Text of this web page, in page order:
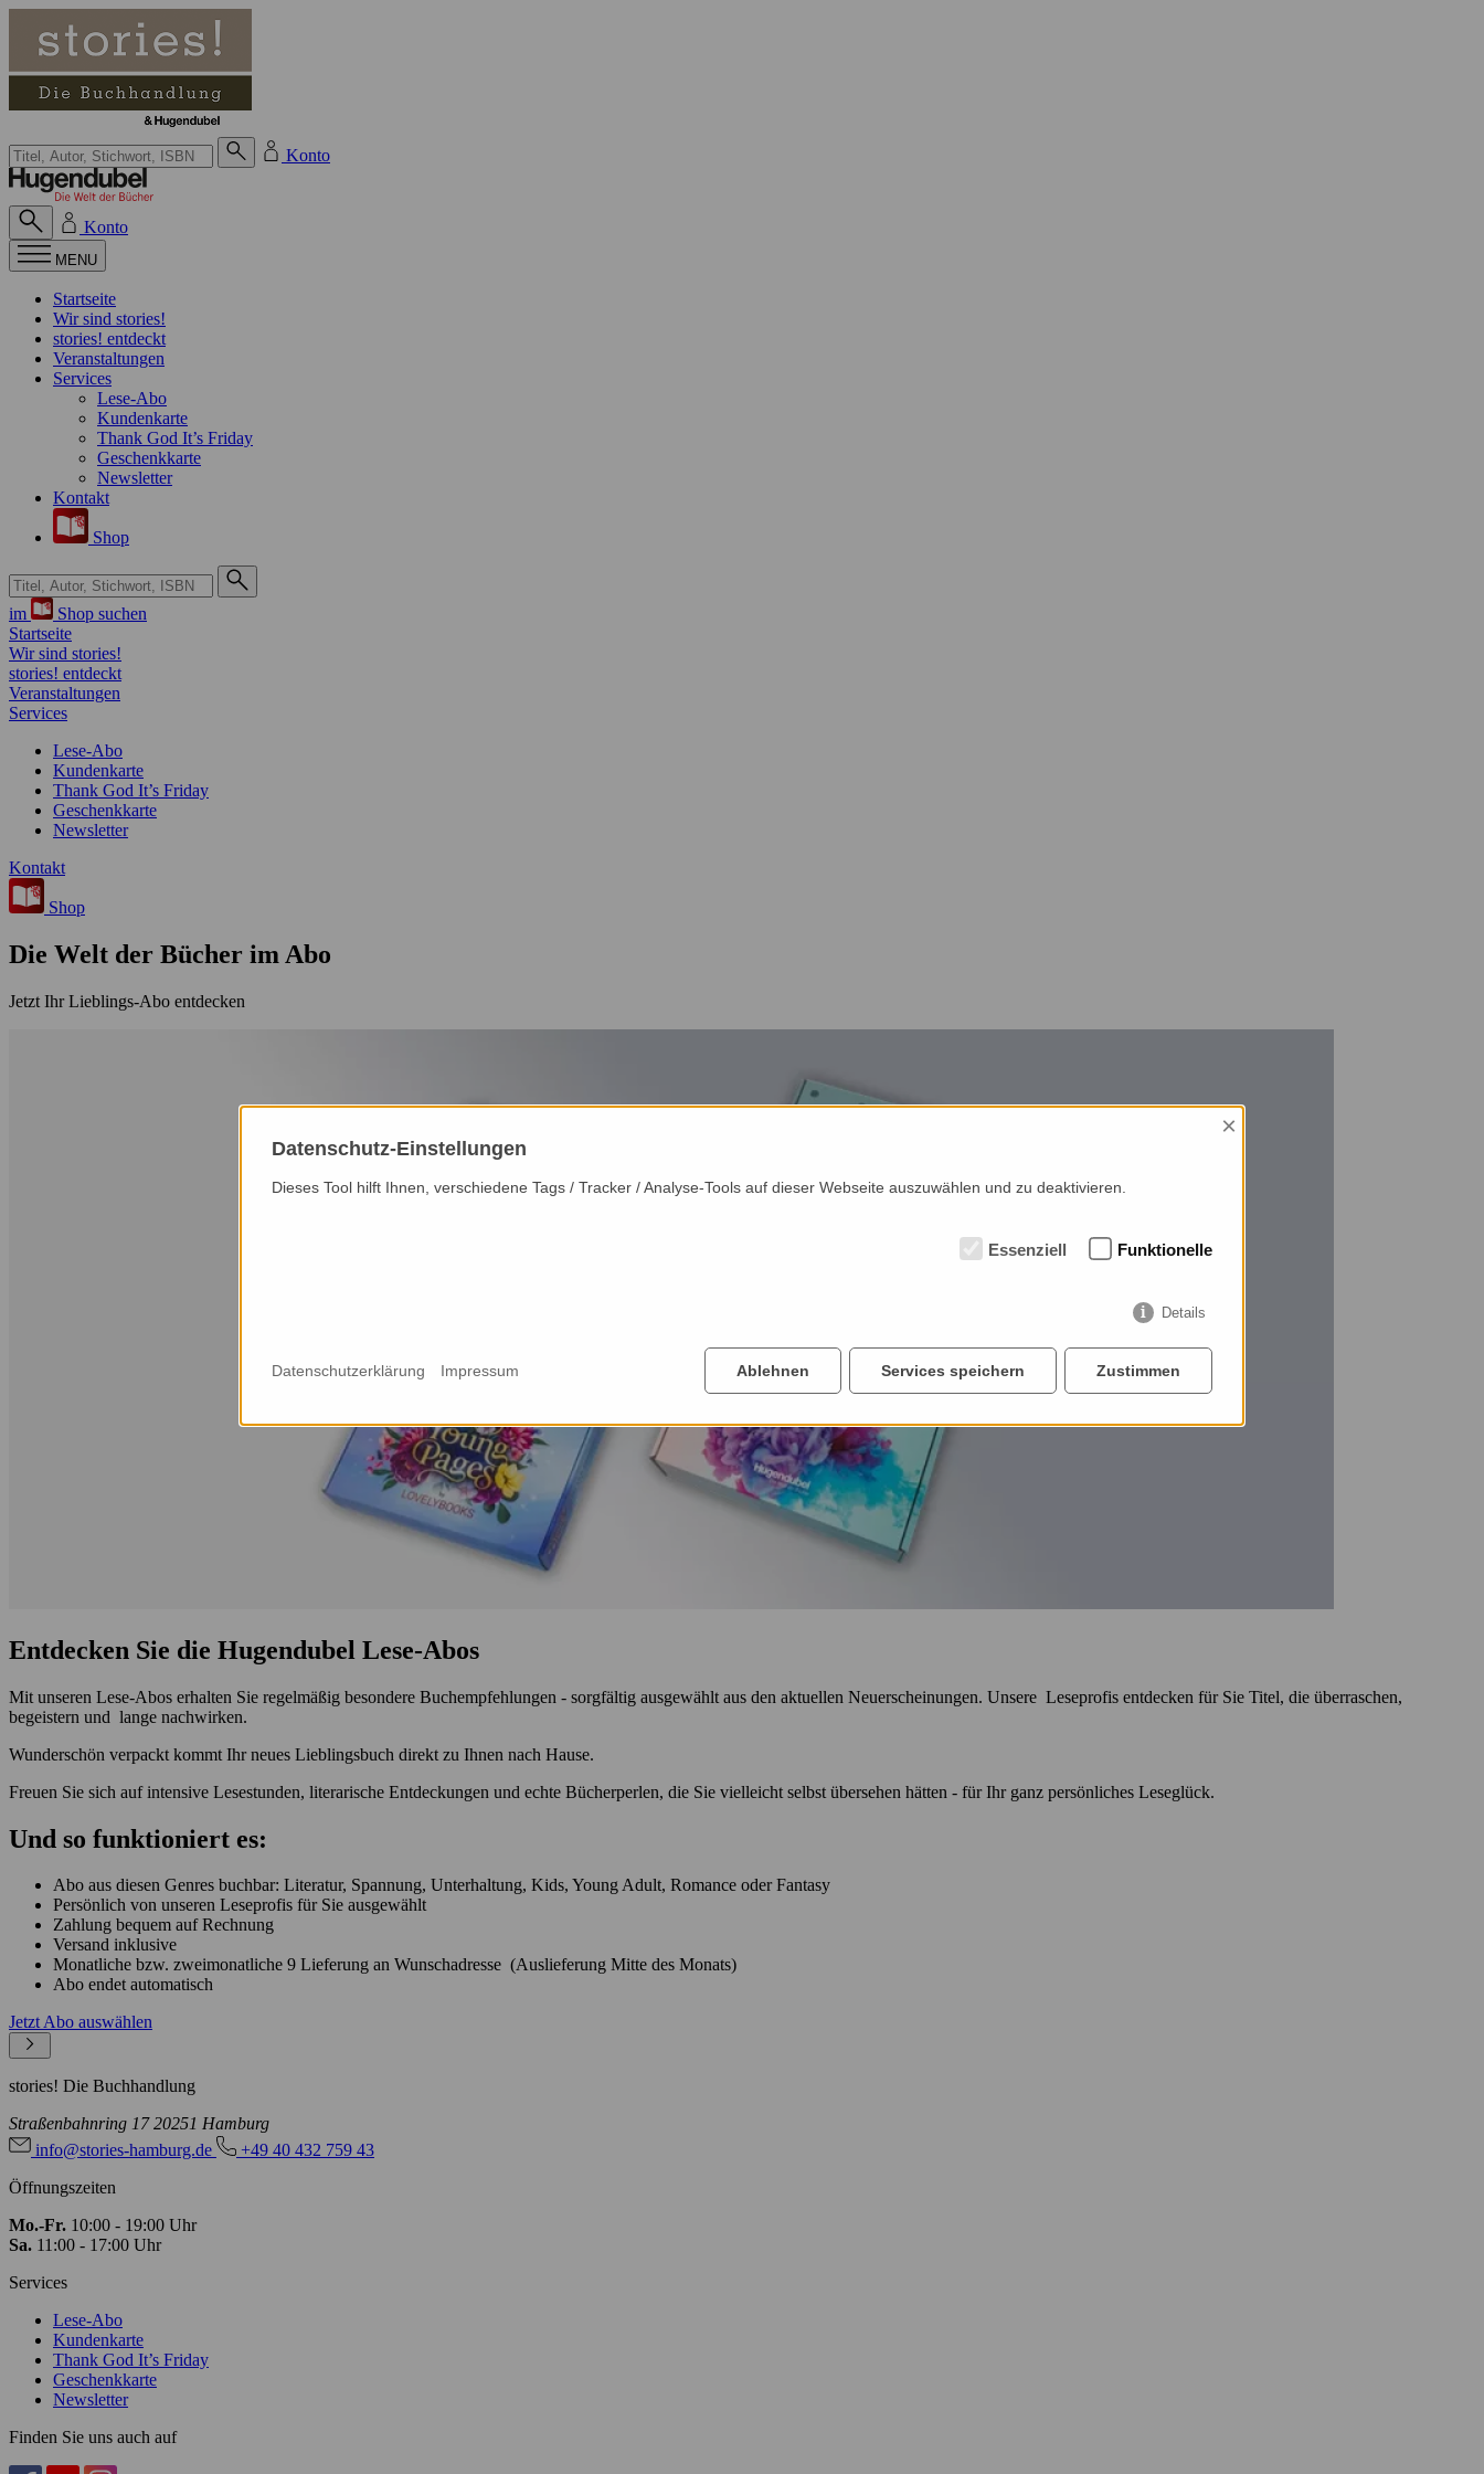
Suche bei Hugendubel
Konto
Konto
MENU
Startseite
Wir sind stories!
stories! entdeckt
Veranstaltungen
Services
Lese-Abo
Kundenkarte
Thank God It’s Friday
Geschenkkarte
Newsletter
Kontakt
Shop
Suche bei Hugendubel
im
Shop suchen
Startseite
Wir sind stories!
stories! entdeckt
Veranstaltungen
Services
Lese-Abo
Kundenkarte
Thank God It’s Friday
Geschenkkarte
Newsletter
Kontakt
Shop
Die Welt der Bücher im Abo
Jetzt Ihr Lieblings-Abo entdecken
Entdecken Sie die Hugendubel Lese-Abos
Mit unseren Lese-Abos erhalten Sie regelmäßig besondere Buchempfehlungen - sorgfältig ausgewählt aus den aktuellen Neuerscheinungen. Unsere Leseprofis entdecken für Sie Titel, die überraschen,
begeistern und lange nachwirken.
Wunderschön verpackt kommt Ihr neues Lieblingsbuch direkt zu Ihnen nach Hause.
Freuen Sie sich auf intensive Lesestunden, literarische Entdeckungen und echte Bücherperlen, die Sie vielleicht selbst übersehen hätten - für Ihr ganz persönliches Leseglück.
Und so funktioniert es:
Abo aus diesen Genres buchbar: Literatur, Spannung, Unterhaltung, Kids, Young Adult, Romance oder Fantasy
Persönlich von unseren Leseprofis für Sie ausgewählt
Zahlung bequem auf Rechnung
Versand inklusive
Monatliche bzw. zweimonatliche 9 Lieferung an Wunschadresse (Auslieferung Mitte des Monats)
Abo endet automatisch
Jetzt Abo auswählen
stories! Die Buchhandlung
Straßenbahnring 17 20251 Hamburg
info@stories-hamburg.de
+49 40 432 759 43
Öffnungszeiten
Mo.-Fr. 10:00 - 19:00 Uhr
Sa. 11:00 - 17:00 Uhr
Services
Lese-Abo
Kundenkarte
Thank God It’s Friday
Geschenkkarte
Newsletter
Finden Sie uns auch auf
Datenschutz-Einstellungen
×
Dieses Tool hilft Ihnen, verschiedene Tags / Tracker / Analyse-Tools auf dieser Webseite auszuwählen und zu deaktivieren.
Essenziell Funktionelle
Details
Ablehnen Services speichern Zustimmen
Datenschutzerklärung Impressum